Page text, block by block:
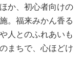
か、初心者向けの
。福来みかん香る
人とのふれあいも
まちで、心ほどけ